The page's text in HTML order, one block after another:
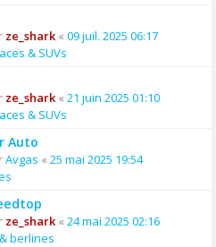
ze_shark« 09 juil. 2025 06:17
& SUVs
ze_shark« 21 juin 2025 01:10
& SUVs
Auto
Avgas « 25 mai 2025 19:54
ze_shark« 24 mai 2025 02:16
berlines